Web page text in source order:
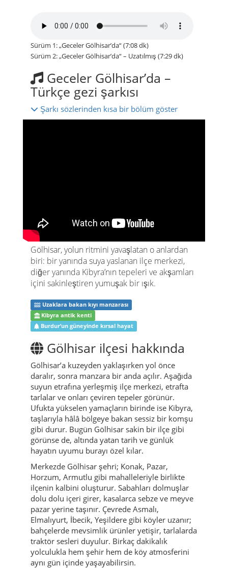
Sürüm 1: „Geceler Gölhisar’da“ (7:08 dk)
Sürüm 2: „Geceler Gölhisar’da“ – Uzatılmış (7:29 dk)
Geceler Gölhisar’da –
Türkçe gezi şarkısı
Şarkı sözlerinden kısa bir bölüm göster
Gölhisar, yolun ritmini yavaşlatan o anlardan
biri: bir yanında suya yaslanan ilçe merkezi,
diğer yanında Kibyra’nın tepeleri ve akşamları
içini sakinleştiren yumuşak bir ışık.
Uzaklara bakan kıyı manzarası
Kibyra antik kenti
Burdur’un güneyinde kırsal hayat
Gölhisar ilçesi hakkında
Gölhisar’a kuzeyden yaklaşırken yol önce
daralır, sonra manzara bir anda açılır. Aşağıda
suyun etrafına yerleşmiş ilçe merkezi, etrafta
tarlalar ve onları çeviren tepeler görünür.
Ufukta yükselen yamaçların birinde ise Kibyra,
taşlarıyla hâlâ bölgeye bakan sessiz bir komşu
gibi durur. Bugün Gölhisar sakin bir ilçe gibi
görünse de, altında yatan tarih ve günlük
hayatın uyumu burayı özel kılar.
Merkezde Gölhisar şehri; Konak, Pazar,
Horzum, Armutlu gibi mahalleleriyle birlikte
ilçenin kalbini oluşturur. Sabahları dolmuşlar
dolu dolu içeri girer, kasalarca sebze ve meyve
pazar yerine taşınır. Çevrede Asmalı,
Elmalıyurt, İbecik, Yeşildere gibi köyler uzanır;
bahçelerde mevsimlik ürünler yetişir, tarlalarda
traktör sesleri duyulur. Birkaç dakikalık
yolculukla hem şehir hem de köy atmosferini
aynı gün içinde yaşayabilirsin.